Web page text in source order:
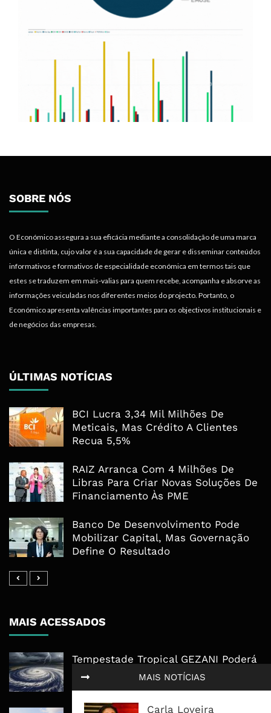
MAIS NOTÍCIAS
Carla Loveira
SOBRE NÓS
O Económico assegura a sua eficácia mediante a consolidação de uma marca
única e distinta, cujo valor é a sua capacidade de gerar e disseminar conteúdos
informativos e formativos de especialidade económica em termos tais que
estes se traduzem em mais-valias para quem recebe, acompanha e absorve as
informações veiculadas nos diferentes meios do projecto. Portanto, o
Económico apresenta valências importantes para os objectivos institucionais e
de negócios das empresas.
ÚLTIMAS NOTÍCIAS
BCI Lucra 3,34 Mil Milhões De
Meticais, Mas Crédito A Clientes
Recua 5,5%
RAIZ Arranca Com 4 Milhões De
Libras Para Criar Novas Soluções De
Financiamento Às PME
Banco De Desenvolvimento Pode
Mobilizar Capital, Mas Governação
Define O Resultado
MAIS ACESSADOS
Tempestade Tropical GEZANI Poderá
Afectar Mais De Um Milhão De